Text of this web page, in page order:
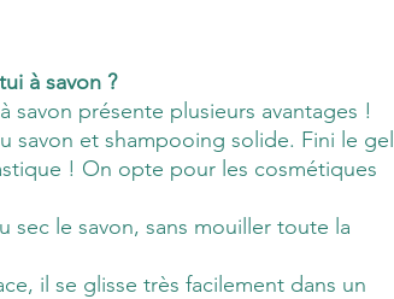
à savon ?
savon présente plusieurs avantages !
savon et shampooing solide. Fini le gel
! On opte pour les cosmétiques
sec le savon, sans mouiller toute la
il se glisse très facilement dans un